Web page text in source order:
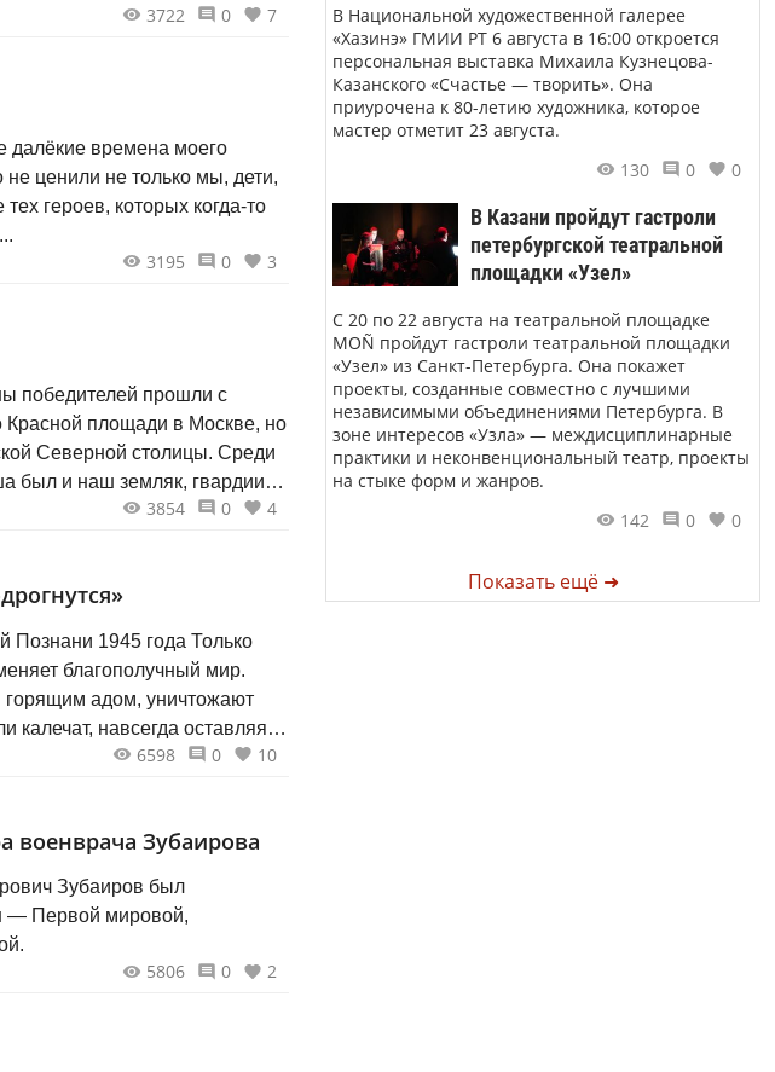
солдаты пили прямо из
3722 0
7
далёкие времена моего
не ценили не только мы, дети,
героев, которых когда-то
3195 0
3
победителей прошли с
Красной площади в Москве, но
Северной столицы. Среди
был и наш земляк, гвардии
АМИРХАНОВ.
3854 0
4
1945 года Только
благополучный мир.
адом, уничтожают
калечат, навсегда оставляя
рубцы. Отдельные люди и
настигает далёкая,
6598 0
10
военврача Зубаирова
Зубаиров был
— Первой мировой,
5806 0
2
В Национальной художественной галерее
«Хазинэ» ГМИИ РТ 6 августа в 16:00 откроется
персональная выставка Михаила Кузнецова-
Казанского «Счастье — творить». Она
приурочена к 80-летию художника, которое
мастер отметит 23 августа.
130
0 0
В Казани пройдут гастроли
петербургской театральной
площадки «Узел»
С 20 по 22 августа на театральной площадке
MOÑ пройдут гастроли театральной площадки
«Узел» из Санкт-Петербурга. Она покажет
проекты, созданные совместно с лучшими
независимыми объединениями Петербурга. В
зоне интересов «Узла» — междисциплинарные
практики и неконвенциональный театр, проекты
на стыке форм и жанров.
142
0 0
Показать ещё ➜